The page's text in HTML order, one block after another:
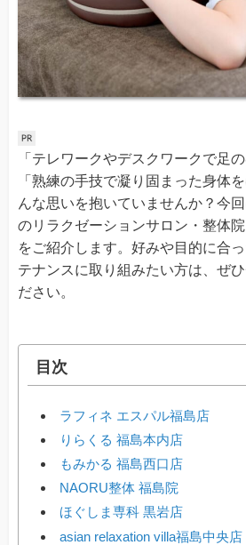
「テレワークやデスクワークで足
「熟練の手技で凝り固まった身体
んな思いを抱いていませんか？今
のリラクゼーションサロン・整体
をご紹介します。好みや目的に合
テナンスに取り組みたい方は、ぜ
ださい。
目次
ラフィネ エスパル福島店
りらくる 福島本内店
もみかる 福島西口店
NAORU整体 福島院
ほぐしま専科 黒岩店
asian relaxation villa福島中央店